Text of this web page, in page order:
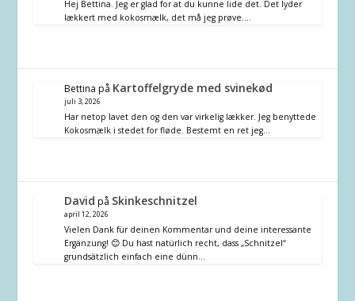
Hej Bettina. Jeg er glad for at du kunne lide det. Det lyder
lækkert med kokosmælk, det må jeg prøve.…
Bettina på Kartoffelgryde med svinekød
juli 3, 2026
Har netop lavet den og den var virkelig lækker. Jeg benyttede
Kokosmælk i stedet for fløde. Bestemt en ret jeg…
David på Skinkeschnitzel
april 12, 2026
Vielen Dank für deinen Kommentar und deine interessante
Ergänzung! 😊 Du hast natürlich recht, dass „Schnitzel“
grundsätzlich einfach eine dünn…